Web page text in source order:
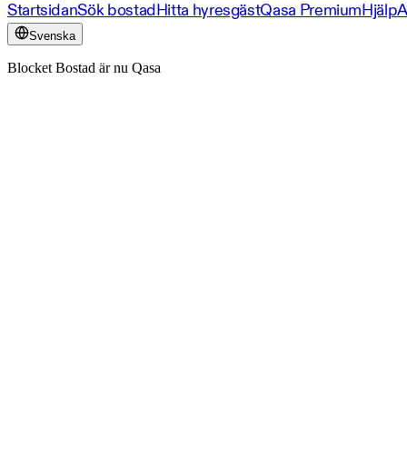
StartsidanSök bostadHitta hyresgästQasa PremiumHjälp
Svenska
Blocket Bostad är nu Qasa